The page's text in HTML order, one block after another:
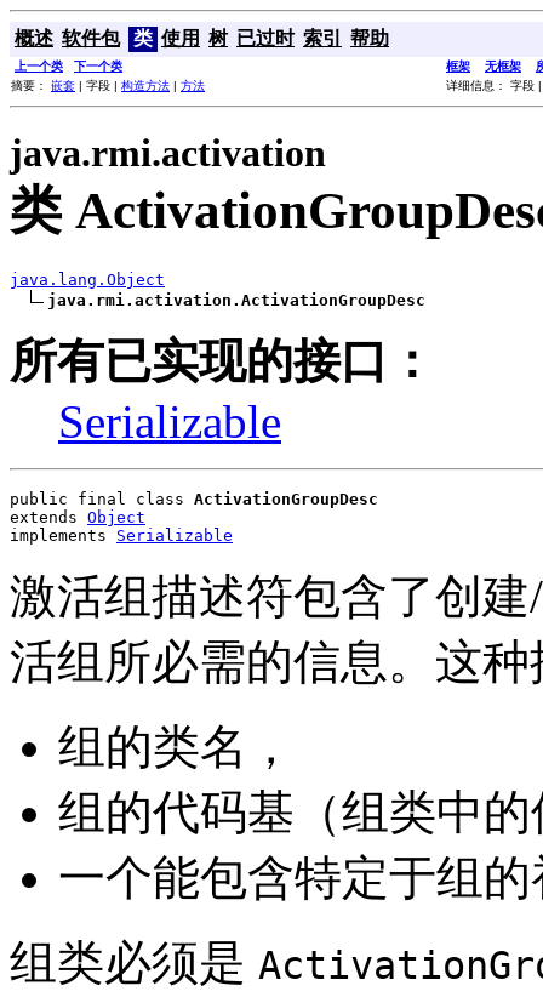
概述 软件包 类 使用 树 已过时 索引 帮助
上一个类 下一个类 框架 无框架
摘要： 嵌套 | 字段 | 构造方法 | 方法 详细信息： 字段
java.rmi.activation
类
java.lang.Object
java.rmi.activation.ActivationGroupDesc
所有已实现的接口：
Serializable
public final class ActivationGroupDesc
extends Object
implements Serializable
激活组描述符包含了创
活组所必需的信息。这
组的类名，
组的代码基（组类中
一个能包含特定于组
组类必须是